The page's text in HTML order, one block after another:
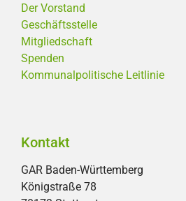
Der Vorstand
Geschäftsstelle
Mitgliedschaft
Spenden
Kommunalpolitische Leitlinie
Kontakt
GAR Baden-Württemberg
Königstraße 78